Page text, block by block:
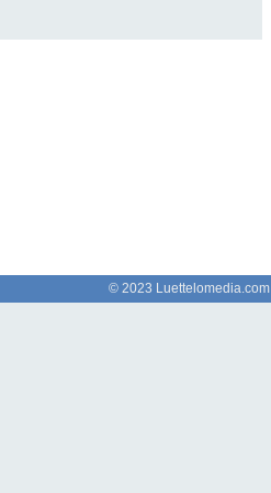
© 2023 Luettelomedia.com